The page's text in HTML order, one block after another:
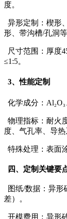
度。
异形定制：楔形
形、带沟槽/孔洞
尺寸范围：厚度
≤1:5。
3、性能定制
化学成分：Al₂O₃
物理指标：耐火
度、气孔率、导热
特殊处理：表面
四、定制关键要
图纸/数据：异形
差）。
开模费用：异形